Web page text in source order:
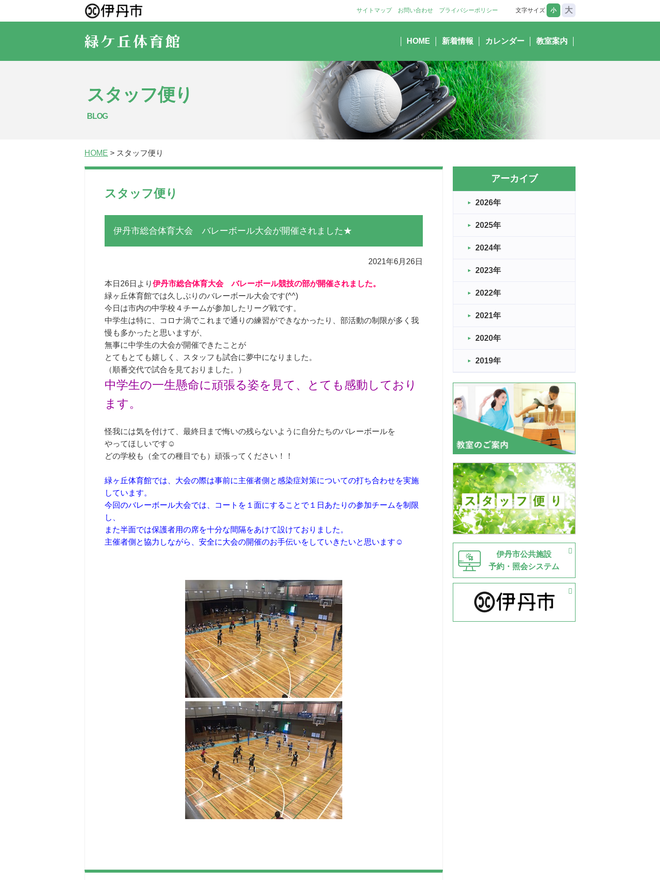
サイトマップ お問い合わせ プライバシーポリシー
HOME 新着情報 カレンダー 教室案内
文字サイズ 小 大
スタッフ便り
BLOG
HOME > スタッフ便り
スタッフ便り
伊丹市総合体育大会 バレーボール大会が開催されました★
2021年6月26日
本日26日より 伊丹市総合体育大会 バレーボール競技の部が開催されました。
緑ヶ丘体育館では久しぶりのバレーボール大会です(^^)
今日は市内の中学校４チームが参加したリーグ戦です。
中学生は特に、コロナ渦でこれまで通りの練習ができなかったり、部活動の制限が多く我
慢も多かったと思いますが、
無事に中学生の大会が開催できたことが
とてもとても嬉しく、スタッフも試合に夢中になりました。
（順番交代で試合を見ておりました。）
中学生の一生懸命に頑張る姿を見て、とても感動しており
ます。
怪我には気を付けて、最終日まで悔いの残らないように自分たちのバレーボールを
やってほしいです☺
どの学校も（全ての種目でも）頑張ってください！！
緑ヶ丘体育館では、大会の際は事前に主催者側と感染症対策についての打ち合わせを実施
しています。
今回のバレーボール大会では、コートを１面にすることで１日あたりの参加チームを制限
し、
また半面では保護者用の席を十分な間隔をあけて設けておりました。
主催者側と協力しながら、安全に大会の開催のお手伝いをしていきたいと思います☺
アーカイブ
2026年
2025年
2024年
2023年
2022年
2021年
2020年
2019年
伊丹市公共施設
予約・照会システム